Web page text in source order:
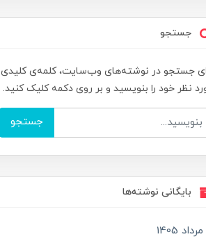
جستجو
جستجو در نوشته‌های وب‌سایت، کلمه‌ی کلیدی
نظر خود را بنویسید و بر روی دکمه کلیک کنید.
جستجو
بایگانی نوشته‌ها
مرداد 1405